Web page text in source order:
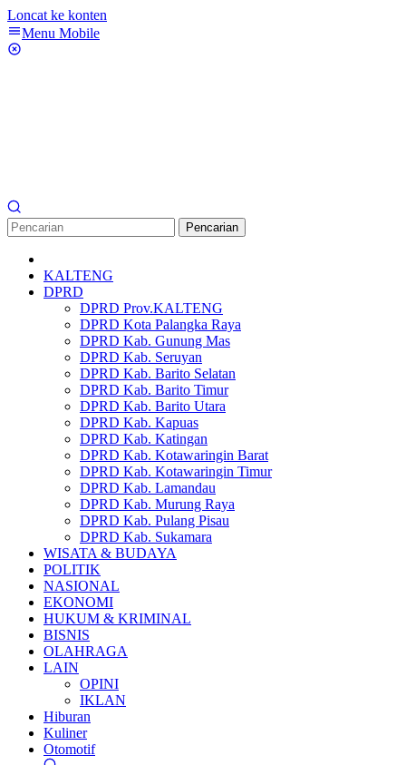
Loncat ke konten
Menu Mobile
Pencarian
KALTENG
DPRD
DPRD Prov.KALTENG
DPRD Kota Palangka Raya
DPRD Kab. Gunung Mas
DPRD Kab. Seruyan
DPRD Kab. Barito Selatan
DPRD Kab. Barito Timur
DPRD Kab. Barito Utara
DPRD Kab. Kapuas
DPRD Kab. Katingan
DPRD Kab. Kotawaringin Barat
DPRD Kab. Kotawaringin Timur
DPRD Kab. Lamandau
DPRD Kab. Murung Raya
DPRD Kab. Pulang Pisau
DPRD Kab. Sukamara
WISATA & BUDAYA
POLITIK
NASIONAL
EKONOMI
HUKUM & KRIMINAL
BISNIS
OLAHRAGA
LAIN
OPINI
IKLAN
Hiburan
Kuliner
Otomotif